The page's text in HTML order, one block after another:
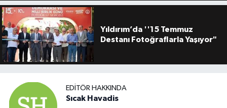
Yıldırım’da ''15 Temmuz
Destanı Fotoğraflarla Yaşıyor"
EDITÖR HAKKINDA
Sıcak Havadis